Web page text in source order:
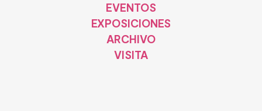
EVENTOS
EXPOSICIONES
ARCHIVO
VISITA